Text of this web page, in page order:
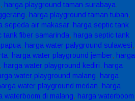
, harga playground taman surabaya,
, harga playground taman tuban,
sepeda air makasar, harga septic tank
tank fiber samarinda, harga septic tank
, harga water palyground sulawesi,
, harga water playground jember, harga
, harga water playground kediri, harga
water playground malang, harga
water playground medan, harga
waterboom di malang, harga waterboom